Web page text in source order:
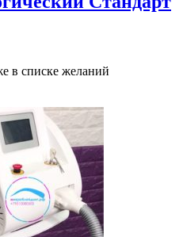
в списке желаний